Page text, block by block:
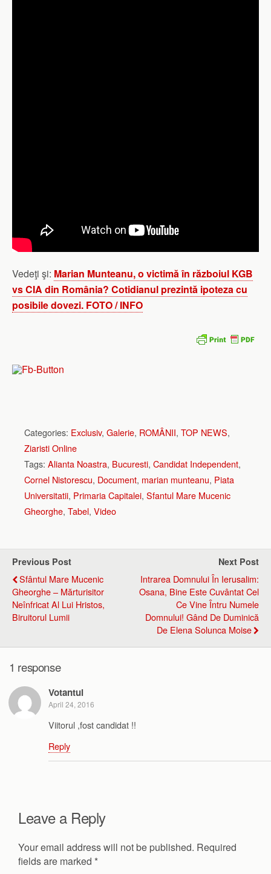
Vedeţi şi: Marian Munteanu, o victimă în războiul KGB
vs CIA din România? Cotidianul prezintă ipoteza cu
posibile dovezi. FOTO / INFO
Categories: Exclusiv, Galerie, ROMÂNII, TOP NEWS,
Ziaristi Online
Tags: Alianta Noastra, Bucuresti, Candidat Independent,
Cornel Nistorescu, Document, marian munteanu, Piata
Universitatii, Primaria Capitalei, Sfantul Mare Mucenic
Gheorghe, Tabel, Video
Previous Post
Sfântul Mare Mucenic
Gheorghe – Mărturisitor
Neînfricat Al Lui Hristos,
Biruitorul Lumii
Next Post
Intrarea Domnului În Ierusalim:
Osana, Bine Este Cuvântat Cel
Ce Vine Întru Numele
Domnului! Gând De Duminică
De Elena Solunca Moise
1 response
Votantul
April 24, 2016
Viitorul ,fost candidat !!
Reply
Leave a Reply
Your email address will not be published. Required
fields are marked *